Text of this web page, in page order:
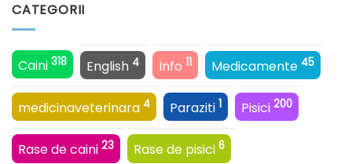
CATEGORII
Caini 318 English 4 Info 11 Medicamente 45
medicinaveterinara 4 Paraziti 1 Pisici 200
Rase de caini 23 Rase de pisici 6